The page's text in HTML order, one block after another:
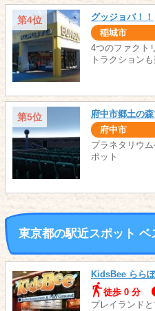
第4位 グッジョバ！！
稲城市
4つのファクト
トラクション
第5位 府中市郷土の
府中市
プラネタリウ
ポット
東京都の駅近スポット ベ
KidsBee らら
徒歩 0 分
プレイランド